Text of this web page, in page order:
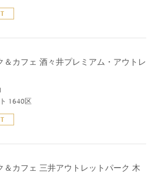
＆カフェ 酒々井プレミアム・アウトレ
1640区
＆カフェ 三井アウトレットパーク 木